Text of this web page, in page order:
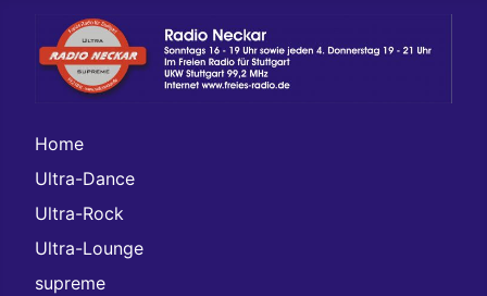
Home
Ultra-Dance
Ultra-Rock
Ultra-Lounge
supreme